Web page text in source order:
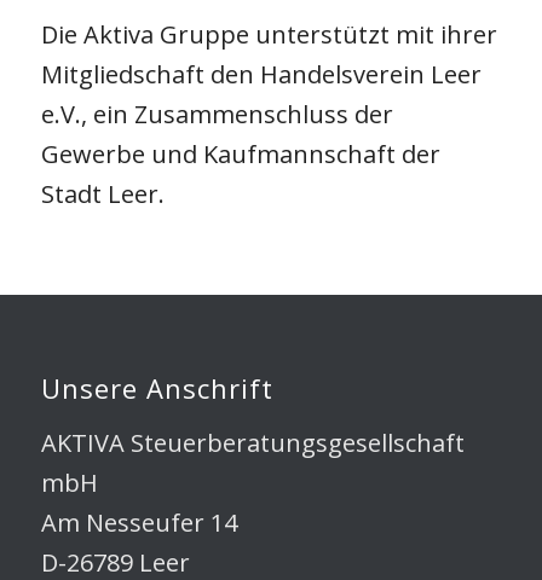
Die Aktiva Gruppe unterstützt mit ihrer
Mitgliedschaft den Handelsverein Leer
e.V., ein Zusammenschluss der
Gewerbe und Kaufmannschaft der
Stadt Leer.
Unsere Anschrift
AKTIVA Steuerberatungsgesellschaft
mbH
Am Nesseufer 14
D-26789 Leer